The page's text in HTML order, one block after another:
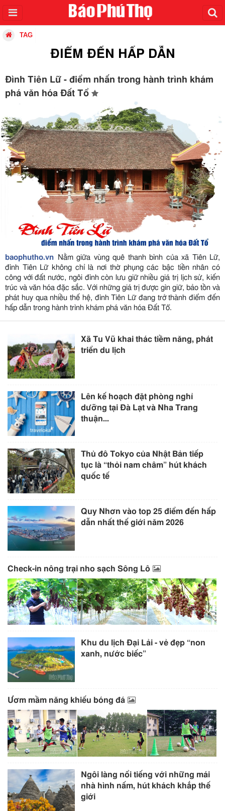
TAG
ĐIỂM ĐẾN HẤP DẪN
Đình Tiên Lữ - điểm nhấn trong hành trình khám
phá văn hóa Đất Tổ
baophutho.vn Nằm giữa vùng quê thanh bình của xã Tiên Lữ,
đình Tiên Lữ không chỉ là nơi thờ phụng các bậc tiền nhân có
công với đất nước, ngôi đình còn lưu giữ nhiều giá trị lịch sử, kiến
trúc và văn hóa đặc sắc. Với những giá trị được gìn giữ, bảo tồn và
phát huy qua nhiều thế hệ, đình Tiên Lữ đang trở thành điểm đến
hấp dẫn trong hành trình khám phá văn hóa Đất Tổ.
Xã Tu Vũ khai thác tiềm năng, phát
triển du lịch
Lên kế hoạch đặt phòng nghỉ
dưỡng tại Đà Lạt và Nha Trang
thuận...
Thủ đô Tokyo của Nhật Bản tiếp
tục là “thỏi nam châm” hút khách
quốc tế
Quy Nhơn vào top 25 điểm đến hấp
dẫn nhất thế giới năm 2026
Check-in nông trại nho sạch Sông Lô
Khu du lịch Đại Lải - vẻ đẹp “non
xanh, nước biếc”
Ươm mầm năng khiếu bóng đá
Ngôi làng nổi tiếng với những mái
nhà hình nấm, hút khách khắp thế
giới